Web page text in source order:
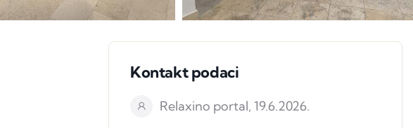
Kontakt podaci
Relaxino portal, 19.6.2026.